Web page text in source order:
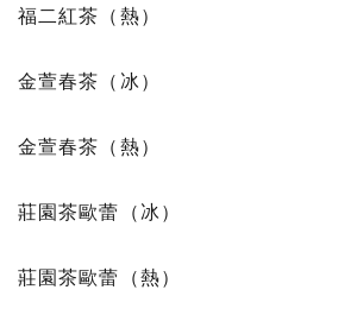
福二紅茶（熱）
金萱春茶（冰）
金萱春茶（熱）
莊園茶歐蕾（冰）
莊園茶歐蕾（熱）